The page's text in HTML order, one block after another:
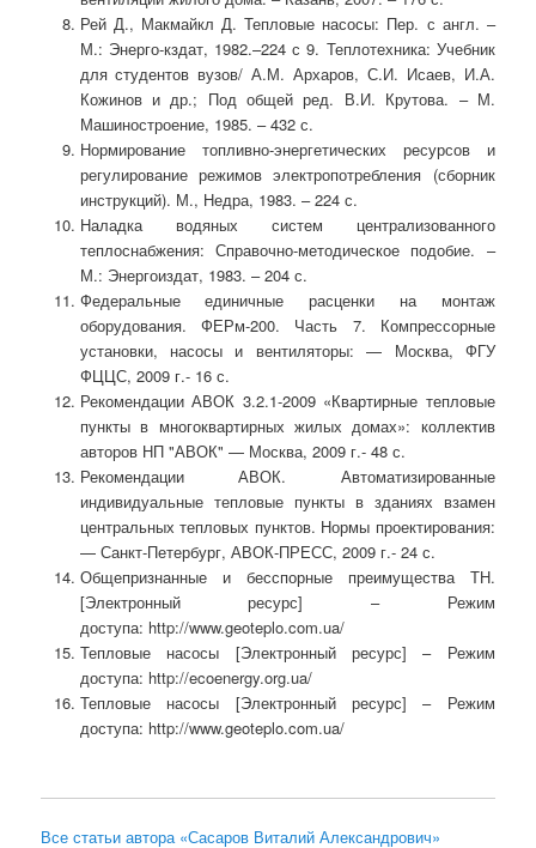
Рей Д., Макмайкл Д. Тепловые насосы: Пер. с англ. –
М.: Энерго-кздат, 1982.–224 с 9. Теплотехника: Учебник
для студентов вузов/ А.М. Архаров, С.И. Исаев, И.А.
Кожинов и др.; Под общей ред. В.И. Крутова. – М.
Машиностроение, 1985. – 432 с.
Нормирование топливно-энергетических ресурсов и
регулирование режимов электропотребления (сборник
инструкций). М., Недра, 1983. – 224 с.
Наладка водяных систем централизованного
теплоснабжения: Справочно-методическое подобие. –
М.: Энергоиздат, 1983. – 204 с.
Федеральные единичные расценки на монтаж
оборудования. ФЕРм-200. Часть 7. Компрессорные
установки, насосы и вентиляторы: — Москва, ФГУ
ФЦЦС, 2009 г.- 16 с.
Рекомендации АВОК 3.2.1-2009 «Квартирные тепловые
пункты в многоквартирных жилых домах»: коллектив
авторов НП "АВОК" — Москва, 2009 г.- 48 с.
Рекомендации АВОК. Автоматизированные
индивидуальные тепловые пункты в зданиях взамен
центральных тепловых пунктов. Нормы проектирования:
— Санкт-Петербург, АВОК-ПРЕСС, 2009 г.- 24 с.
Общепризнанные и бесспорные преимущества ТН.
[Электронный ресурс] – Режим
доступа: http://www.geoteplo.com.ua/
Тепловые насосы [Электронный ресурс] – Режим
доступа: http://ecoenergy.org.ua/
Тепловые насосы [Электронный ресурс] – Режим
доступа: http://www.geoteplo.com.ua/
Все статьи автора «Сасаров Виталий Александрович»